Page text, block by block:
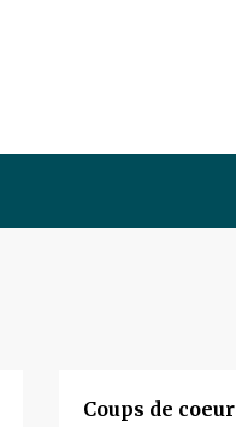
Coups de coeur